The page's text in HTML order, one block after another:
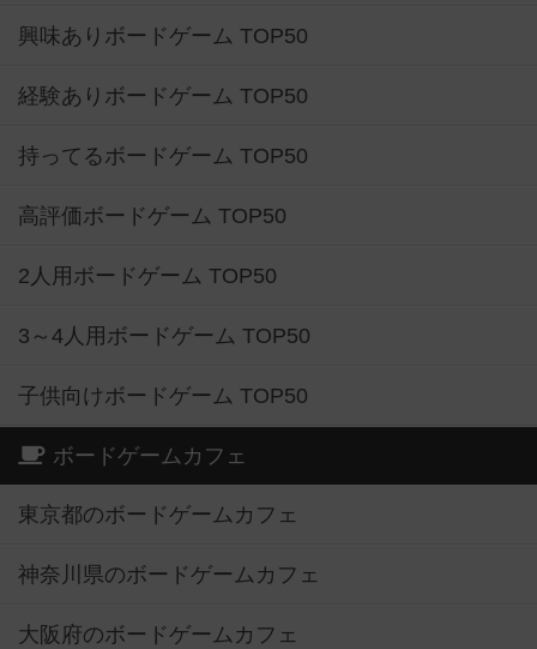
興味ありボードゲーム TOP50
経験ありボードゲーム TOP50
持ってるボードゲーム TOP50
高評価ボードゲーム TOP50
2人用ボードゲーム TOP50
3～4人用ボードゲーム TOP50
子供向けボードゲーム TOP50
ボードゲームカフェ
東京都のボードゲームカフェ
神奈川県のボードゲームカフェ
大阪府のボードゲームカフェ